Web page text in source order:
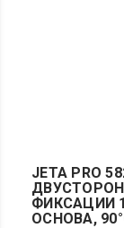
JETA PRO
ФИКСАЦИИ
ОСНОВА,